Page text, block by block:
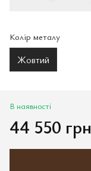
Колір металу
Жовтий
В наявності
44 550 грн